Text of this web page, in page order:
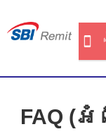
FAQ